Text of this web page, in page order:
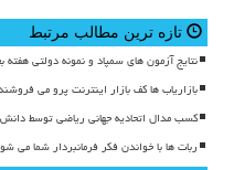
تازه ترین مطالب مرتبط
نتایج آزمون های سمپاد و نمونه دولتی
بازاریاب ها کف بازار اینترنت پرو می
کسب مدال اتحادیه جهانی ریاضی توسط
ربات ها با خواندن فکر فرمانبردار شما می